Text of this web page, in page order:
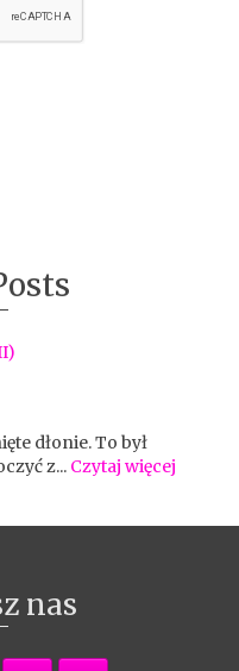
dłonie. To był
z... Czytaj więcej
nas